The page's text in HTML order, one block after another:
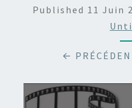
Published 11 Juin
←